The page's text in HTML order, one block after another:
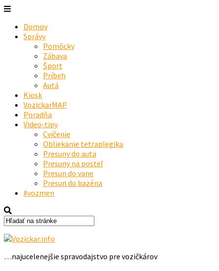
Domov
Správy
Pomôcky
Zábava
Šport
Príbeh
Autá
Kiosk
VozickarMAP
Poradňa
Video-tipy
Cvičenie
Obliekanie tetraplegika
Presuny do auta
Presuny na posteľ
Presun do vane
Presun do bazéna
#vozmen
…najucelenejšie spravodajstvo pre vozičkárov